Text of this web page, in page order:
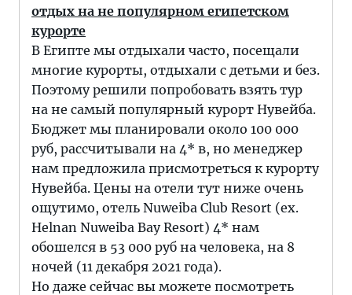
отдых на не популярном египетском
курорте
В Египте мы отдыхали часто, посещали
многие курорты, отдыхали с детьми и без.
Поэтому решили попробовать взять тур
на не самый популярный курорт Нувейба.
Бюджет мы планировали около 100 000
руб, рассчитывали на 4* в, но менеджер
нам предложила присмотреться к курорту
Нувейба. Цены на отели тут ниже очень
ощутимо, отель Nuweiba Club Resort (ex.
Helnan Nuweiba Bay Resort) 4* нам
обошелся в 53 000 руб на человека, на 8
ночей (11 декабря 2021 года).
Но даже сейчас вы можете посмотреть